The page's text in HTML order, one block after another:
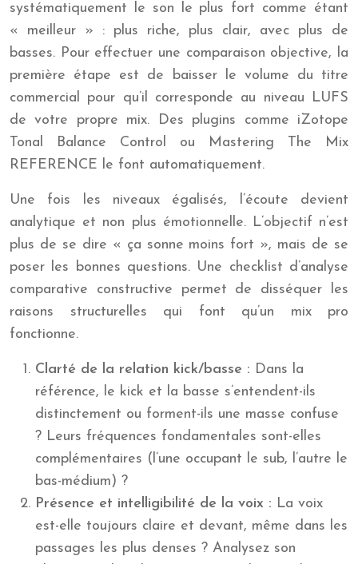
systématiquement le son le plus fort comme étant
« meilleur » : plus riche, plus clair, avec plus de
basses. Pour effectuer une comparaison objective, la
première étape est de baisser le volume du titre
commercial pour qu’il corresponde au niveau LUFS
de votre propre mix. Des plugins comme iZotope
Tonal Balance Control ou Mastering The Mix
REFERENCE le font automatiquement.
Une fois les niveaux égalisés, l’écoute devient
analytique et non plus émotionnelle. L’objectif n’est
plus de se dire « ça sonne moins fort », mais de se
poser les bonnes questions. Une checklist d’analyse
comparative constructive permet de disséquer les
raisons structurelles qui font qu’un mix pro
fonctionne.
Clarté de la relation kick/basse : Dans la
référence, le kick et la basse s’entendent-ils
distinctement ou forment-ils une masse confuse
? Leurs fréquences fondamentales sont-elles
complémentaires (l’une occupant le sub, l’autre le
bas-médium) ?
Présence et intelligibilité de la voix : La voix
est-elle toujours claire et devant, même dans les
passages les plus denses ? Analysez son